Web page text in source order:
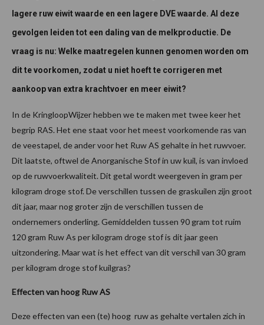
lagere ruw eiwit waarde en een lagere DVE waarde. Al deze
gevolgen leiden tot een daling van de melkproductie. De
vraag is nu: Welke maatregelen kunnen genomen worden om
dit te voorkomen, zodat u niet hoeft te corrigeren met
aankoop van extra krachtvoer en meer eiwit?
In de KringloopWijzer hebben we te maken met twee keer het
begrip RAS. Het ene staat voor het meest voorkomende ras van
de veestapel, de ander voor het Ruw AS gehalte in het ruwvoer.
Dit laatste, oftwel de Anorganische Stof in uw kuil, is van invloed
op de ruwvoerkwaliteit. Dit getal wordt weergeven in gram per
kilogram droge stof. De verschillen tussen de graskuilen zijn groot
dit jaar, maar nog groter zijn de verschillen tussen de
ondernemers onderling. Gemiddelden tussen 90 gram tot ruim
120 gram Ruw As per kilogram droge stof is dit jaar geen
uitzondering. Maar wat is het effect van dit verschil van 30 gram
per kilogram droge stof kuilgras?
Effecten van hoog Ruw AS
Deze effecten van een (te) hoog ruw as gehalte vertalen zich in